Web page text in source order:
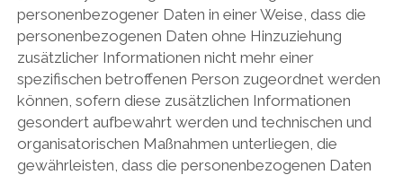
personenbezogener Daten in einer Weise, dass die
personenbezogenen Daten ohne Hinzuziehung
zusätzlicher Informationen nicht mehr einer
spezifischen betroffenen Person zugeordnet werden
können, sofern diese zusätzlichen Informationen
gesondert aufbewahrt werden und technischen und
organisatorischen Maßnahmen unterliegen, die
gewährleisten, dass die personenbezogenen Daten